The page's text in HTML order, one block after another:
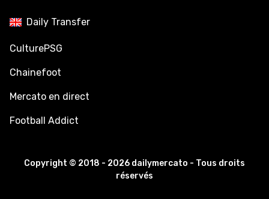
Daily Transfer
CulturePSG
Chainefoot
Mercato en direct
Football Addict
Copyright © 2018 - 2026 dailymercato - Tous droits
réservés